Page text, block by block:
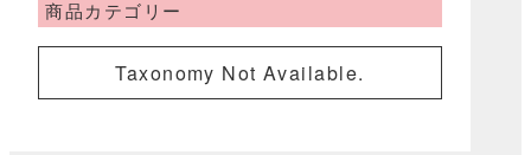
商品カテゴリー
Taxonomy Not Available.